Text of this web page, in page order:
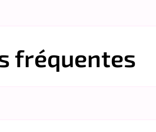
fréquentes